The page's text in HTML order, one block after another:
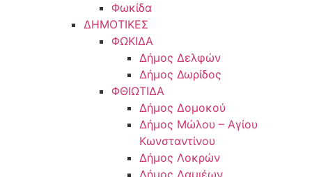
Φωκίδα
ΔΗΜΟΤΙΚΕΣ
ΦΩΚΙΔΑ
Δήμος Δελφών
Δήμος Δωρίδος
ΦΘΙΩΤΙΔΑ
Δήμος Δομοκού
Δήμος Μώλου – Αγίου
Κωνσταντίνου
Δήμος Λοκρών